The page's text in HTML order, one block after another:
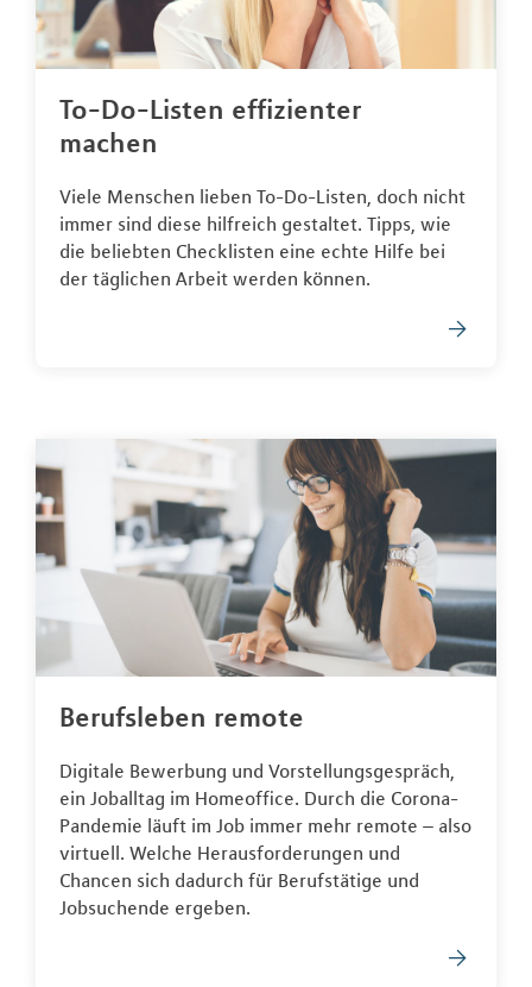
To-Do-Listen effizienter
machen
Viele Menschen lieben To-Do-Listen, doch nicht
immer sind diese hilfreich gestaltet. Tipps, wie
die beliebten Checklisten eine echte Hilfe bei
der täglichen Arbeit werden können.
Berufsleben remote
Digitale Bewerbung und Vorstellungsgespräch,
ein Joballtag im Homeoffice. Durch die Corona-
Pandemie läuft im Job immer mehr remote – also
virtuell. Welche Herausforderungen und
Chancen sich dadurch für Berufstätige und
Jobsuchende ergeben.